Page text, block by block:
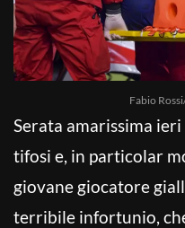
Fabio
Serata amarissima
tifosi e, in particolar
giovane giocatore
terribile infortunio,